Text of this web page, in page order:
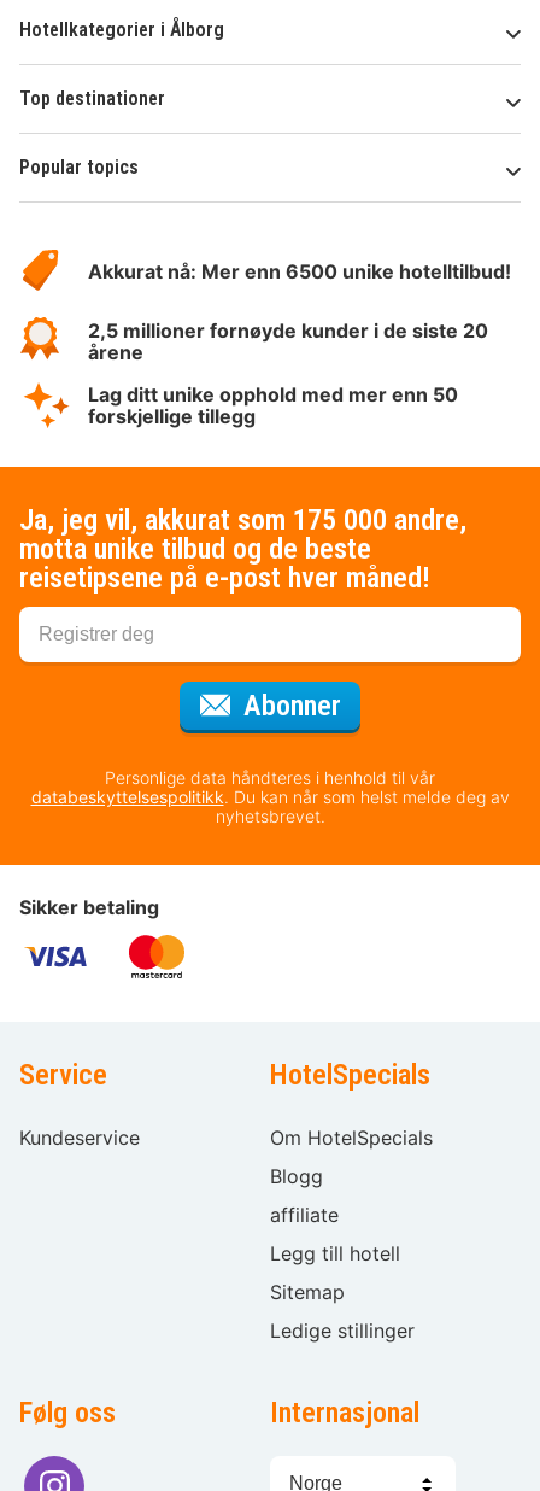
Hotellkategorier i Ålborg
Top destinationer
Popular topics
Hotelspecials
Akkurat nå: Mer enn 6500 unike hotelltilbud!
2,5 millioner fornøyde kunder i de siste 20
årene
Lag ditt unike opphold med mer enn 50
forskjellige tillegg
Ja, jeg vil, akkurat som 175 000 andre,
motta unike tilbud og de beste
reisetipsene på e-post hver måned!
Abonner
Personlige data håndteres i henhold til vår
databeskyttelsespolitikk. Du kan når som helst melde deg av
nyhetsbrevet.
Sikker betaling
Service
Kundeservice
HotelSpecials
Om HotelSpecials
Blogg
affiliate
Legg till hotell
Sitemap
Ledige stillinger
Følg oss Internasjonal